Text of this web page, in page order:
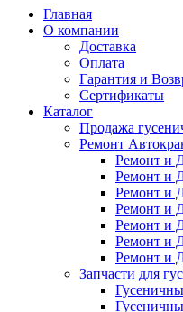
Главная
О компании
Доставка
Оплата
Гарантия и
Сертификаты
Каталог
Продажа
Ремонт
Ремонт и
Ремонт и
Ремонт и
Ремонт и
Ремонт и
Ремонт и
Ремонт и
Запчасти для